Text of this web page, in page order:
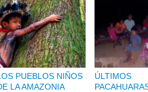
PUEBLOS NIÑOS
LA AMAZONIA
ÚLTIMOS